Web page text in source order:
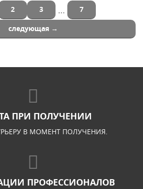
2 3 … 7
следующая →
ПРИ ПОЛУЧЕНИИ
В МОМЕНТ ПОЛУЧЕНИЯ.
ПРОФЕССИОНАЛОВ